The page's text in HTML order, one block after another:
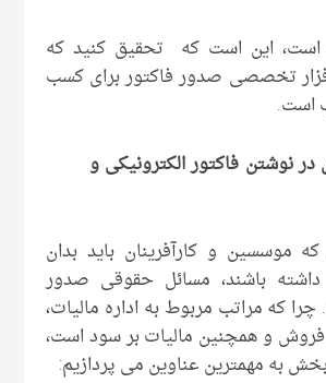
این است که تحقیق کنید که
تخصصی صدور فاکتور برای کسب
است.
نوشتن فاکتور الکترونیکی و
موسسین و کارآفرینان باید بدان
باشند، مسائل حقوقی صدور
که مراتب مربوط به اداره مالیات،
فروش و همچنین مالیات بر سود است،
بخش به مهمترین عناوین می پردازیم: